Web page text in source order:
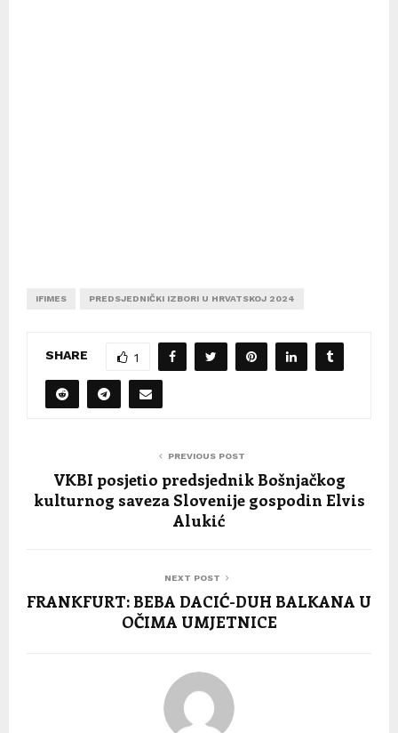
IFIMES PREDSJEDNIČKI IZBORI U HRVATSKOJ 2024
SHARE 1
PREVIOUS POST
VKBI posjetio predsjednik Bošnjačkog
kulturnog saveza Slovenije gospodin Elvis
Alukić
NEXT POST
FRANKFURT: BEBA DACIĆ-DUH BALKANA U
OČIMA UMJETNICE